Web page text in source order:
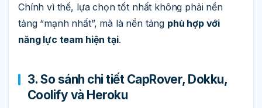
Chính vì thế, lựa chọn tốt nhất không phải nền
tảng “mạnh nhất”, mà là nền tảng phù hợp với
năng lực team hiện tại.
3. So sánh chi tiết CapRover, Dokku,
Coolify và Heroku